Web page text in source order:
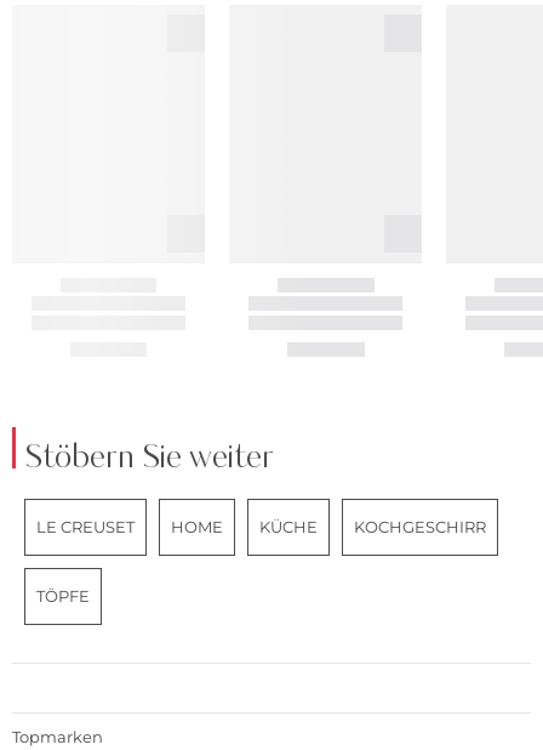
Stöbern Sie weiter
LE CREUSET HOME KÜCHE KOCHGESCHIRR
TÖPFE
Topmarken